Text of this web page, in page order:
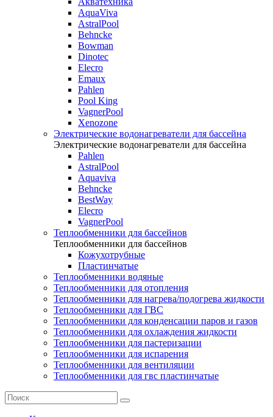
AquaViva
AstralPool
Behncke
Bowman
Dinotec
Elecro
Emaux
Pahlen
Pool King
VagnerPool
Xenozone
Электрические водонагреватели для бассейна
Электрические водонагреватели для бассейна
Pahlen
AstralPool
Aquaviva
Behncke
BestWay
Elecro
VagnerPool
Теплообменники для бассейнов
Теплообменники для бассейнов
Кожухотрубные
Пластинчатые
Теплообменники водяные
Теплообменники для отопления
Теплообменники для нагрева/подогрева жидкости
Теплообменники для ГВС
Теплообменники для конденсации паров и газов
Теплообменники для охлаждения жидкости
Теплообменники для пастеризации
Теплообменники для испарения
Теплообменники для вентиляции
Теплообменники для гвс пластинчатые